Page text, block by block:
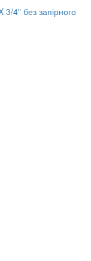
4" без запірного